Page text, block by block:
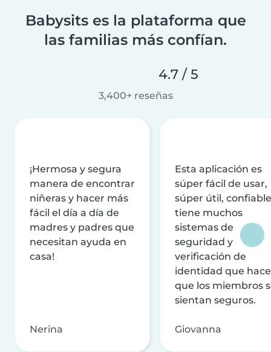
Babysits es la plataforma que
las familias más confían.
4.7 / 5
3,400+ reseñas
¡Hermosa y segura
manera de encontrar
niñeras y hacer más
fácil el día a día de
madres y padres que
necesitan ayuda en
casa!
Nerina
Esta aplicación es
súper fácil de usar,
súper útil,
tiene muchos
sistemas de
seguridad y
verificación de
identidad que
que los miembros
sientan seguros.
Giovanna